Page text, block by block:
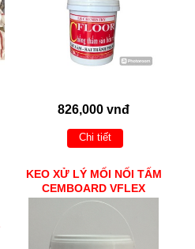
826,000 vnđ
Chi tiết
KEO XỬ LÝ MỐI NỐI TẤM
CEMBOARD VFLEX